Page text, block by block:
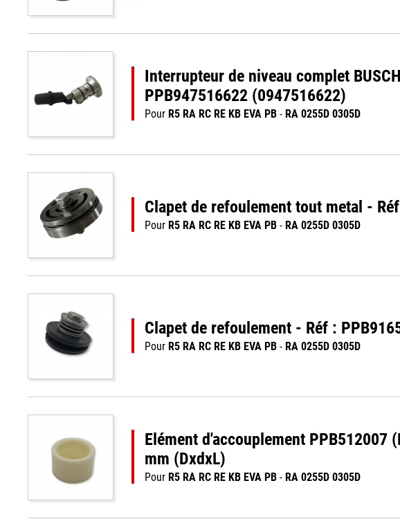
Interrupteur de niveau complet
PPB947516622 (0947516622)
Pour R5 RA RC RE KB EVA PB - RA 0255D 0305D
Clapet de refoulement tout metal -
Pour R5 RA RC RE KB EVA PB - RA 0255D 0305D
Clapet de refoulement - Réf :
Pour R5 RA RC RE KB EVA PB - RA 0255D 0305D
Elément d'accouplement PPB512007
mm (DxdxL)
Pour R5 RA RC RE KB EVA PB - RA 0255D 0305D